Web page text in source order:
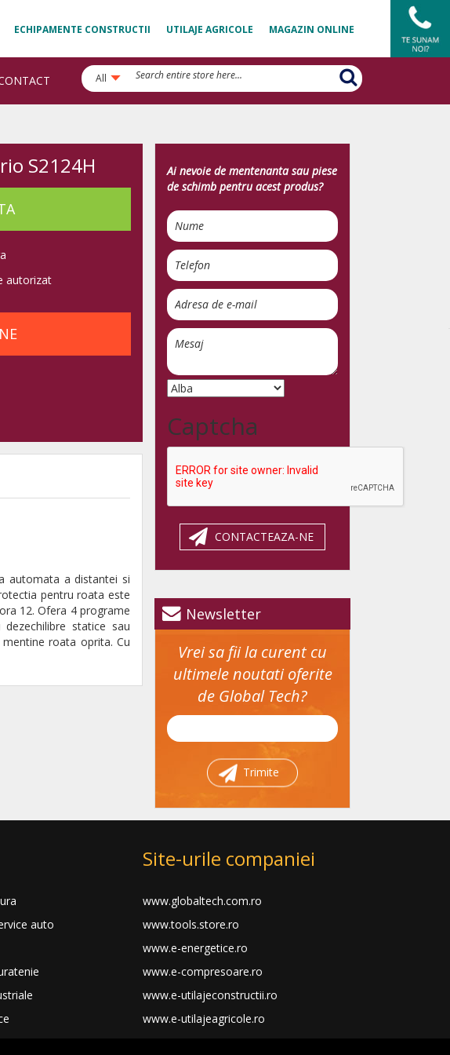
ECHIPAMENTE CONSTRUCTII UTILAJE AGRICOLE MAGAZIN ONLINE
All
S2124H
autorizat
automata a distantei si
pentru roata este
12. Ofera 4 programe
statice sau
roata oprita. Cu
Ai nevoie de mentenanta sau piese
de schimb pentru acest produs?
Captcha
CONTACTEAZA-NE
Newsletter
Vrei sa fii la curent cu
ultimele noutati oferite
de Global Tech?
Trimite
auto
Site-urile companiei
www.globaltech.com.ro
www.tools.store.ro
www.e-energetice.ro
www.e-compresoare.ro
www.e-utilajeconstructii.ro
www.e-utilajeagricole.ro